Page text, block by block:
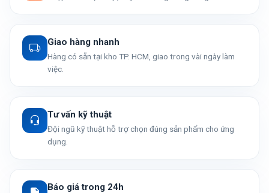
Giao hàng nhanh
Hàng có sẵn tại kho TP. HCM, giao trong vài ngày làm
việc.
Tư vấn kỹ thuật
Đội ngũ kỹ thuật hỗ trợ chọn đúng sản phẩm cho ứng
dụng.
Báo giá trong 24h